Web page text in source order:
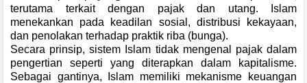
terutama terkait dengan pajak dan utang. Islam
menekankan pada keadilan sosial, distribusi kekayaan,
dan penolakan terhadap praktik riba (bunga).
Secara prinsip, sistem Islam tidak mengenal pajak dalam
pengertian seperti yang diterapkan dalam kapitalisme.
Sebagai gantinya, Islam memiliki mekanisme keuangan